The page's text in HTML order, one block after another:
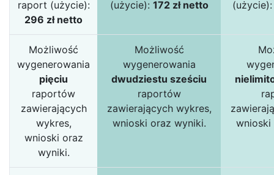
raport (użycie):
296 zł netto
(użycie): 172 zł netto
Możliwość
wygenerowania
pięciu
raportów
zawierających
wykres,
wnioski oraz
wyniki.
Możliwość
wygenerowania
dwudziestu sześciu
raportów
zawierających wykres,
wnioski oraz wyniki.
wnioski